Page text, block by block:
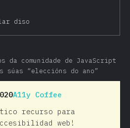
diso
da comunidade de JavaScript
súas “eleccións do ano”
A11y Coffee
recurso para
web!